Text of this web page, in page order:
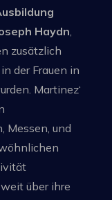
Haydn,
zusätzlich
der Frauen in
Martinez‘
Messen, und
über ihre